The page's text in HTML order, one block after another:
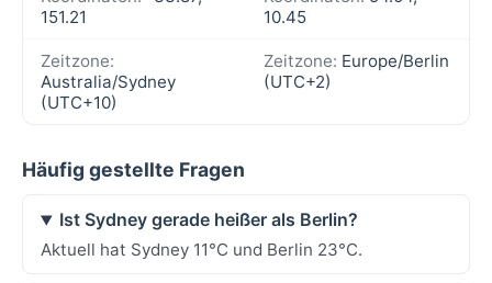
151.21
10.45
Zeitzone:
Australia/Sydney
(UTC+10)
Zeitzone: Europe/Berlin
(UTC+2)
Häufig gestellte Fragen
Ist Sydney gerade heißer als Berlin?
Aktuell hat Sydney 11°C und Berlin 23°C.